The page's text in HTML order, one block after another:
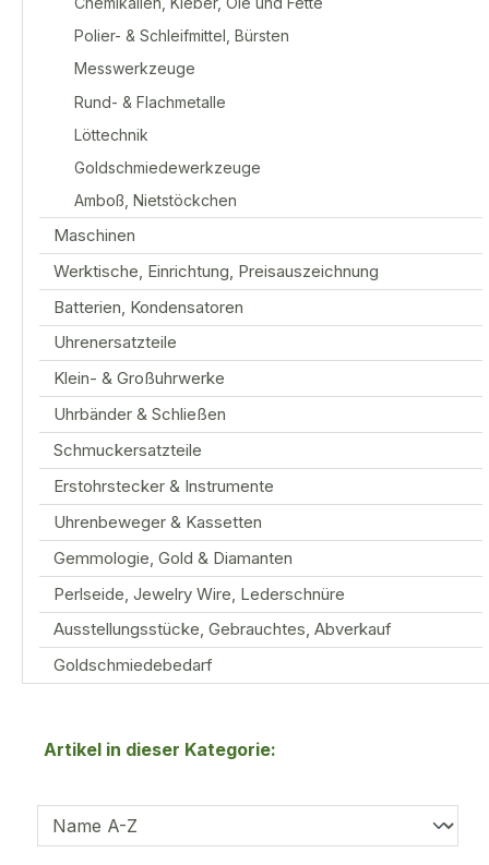
Polier- & Schleifmittel, Bürsten
Messwerkzeuge
Rund- & Flachmetalle
Löttechnik
Goldschmiedewerkzeuge
Amboß, Nietstöckchen
Maschinen
Werktische, Einrichtung, Preisauszeichnung
Batterien, Kondensatoren
Uhrenersatzteile
Klein- & Großuhrwerke
Uhrbänder & Schließen
Schmuckersatzteile
Erstohrstecker & Instrumente
Uhrenbeweger & Kassetten
Gemmologie, Gold & Diamanten
Perlseide, Jewelry Wire, Lederschnüre
Ausstellungsstücke, Gebrauchtes, Abverkauf
Goldschmiedebedarf
Artikel in dieser Kategorie: